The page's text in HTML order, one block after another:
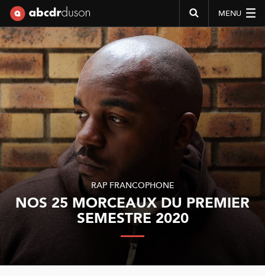
MENU
Abcdr du Son
RAP FRANCOPHONE
NOS 25 MORCEAUX DU PREMIER
SEMESTRE 2020